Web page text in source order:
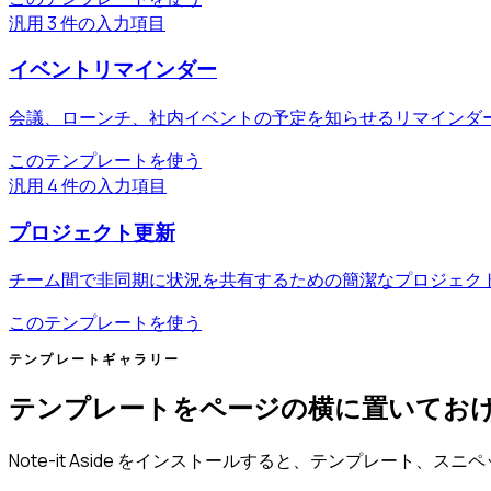
汎用3 件の入力項目
イベントリマインダー
会議、ローンチ、社内イベントの予定を知らせるリマインダ
このテンプレートを使う
汎用 4 件の入力項目
プロジェクト更新
チーム間で非同期に状況を共有するための簡潔なプロジェ
このテンプレートを使う
テンプレートギャラリー
テンプレートをページの横に置いてお
Note-it Aside をインストールすると、テンプレート、スニ